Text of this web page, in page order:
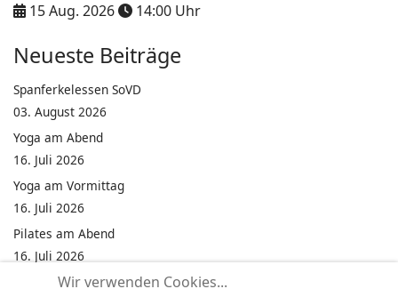
15 Aug. 2026
14:00 Uhr
Neueste Beiträge
Spanferkelessen SoVD
03. August 2026
Yoga am Abend
16. Juli 2026
Yoga am Vormittag
16. Juli 2026
Pilates am Abend
16. Juli 2026
Jumping Fitness Intervall
Wir verwenden Cookies...